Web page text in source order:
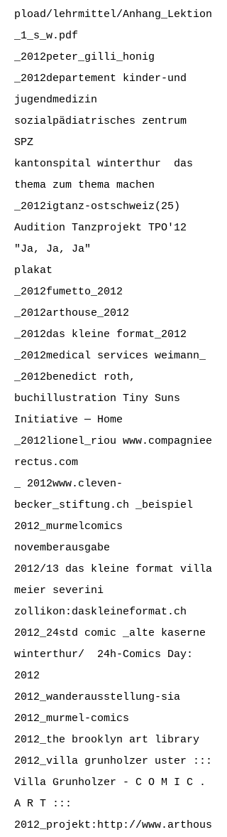
pload/lehrmittel/Anhang_Lektion
_1_s_w.pdf
_2012peter_gilli_honig
_2012departement kinder-und
jugendmedizin
sozialpädiatrisches zentrum
SPZ
kantonspital winterthur das
thema zum thema machen
_2012igtanz-ostschweiz(25)
Audition Tanzprojekt TPO'12
"Ja, Ja, Ja"
plakat
_2012fumetto_2012
_2012arthouse_2012
_2012das kleine format_2012
_2012medical services weimann_
_2012benedict roth,
buchillustration Tiny Suns
Initiative — Home
_2012lionel_riou www.compagniee
rectus.com
_ 2012www.cleven-
becker_stiftung.ch
beispiel
2012_murmelcomics
novemberausgabe
2012/13 das kleine format villa
meier severini
zollikon: daskleineformat.ch
2012_24std comic _alte kaserne
winterthur/ 24h-Comics Day:
2012
2012_wanderausstellung-sia
2012_murmel-comics
2012_the brooklyn art library
2012_villa grunholzer uster
:::
Villa Grunholzer - C O M I C .
A R T :::
2012_projekt: http://www.arthous